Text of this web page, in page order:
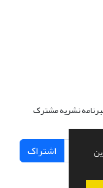
نشریه مشترک
اشتراک